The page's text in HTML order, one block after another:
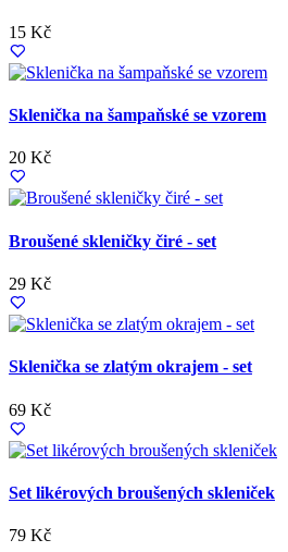
15 Kč
Sklenička na šampaňské se vzorem
20 Kč
Broušené skleničky čiré - set
29 Kč
Sklenička se zlatým okrajem - set
69 Kč
Set likérových broušených skleniček
79 Kč